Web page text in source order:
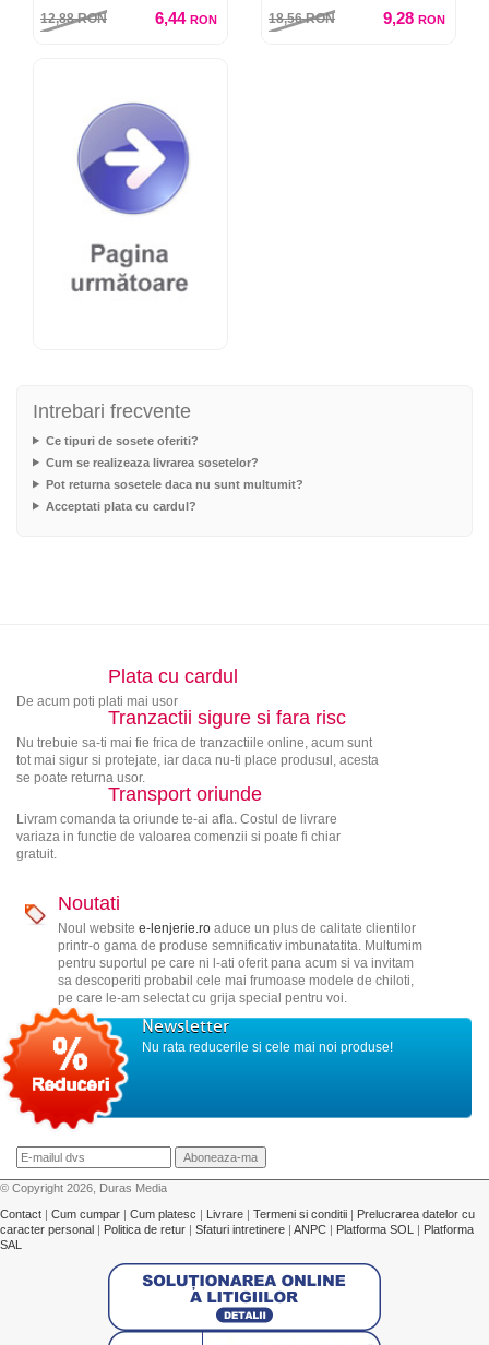
perechi
12,88RON 6,44 RON 18,56RON 9,28 RON
Intrebari frecvente
Ce tipuri de sosete oferiti?
Cum se realizeaza livrarea sosetelor?
Pot returna sosetele daca nu sunt multumit?
Acceptati plata cu cardul?
Plata cu cardul
De acum poti plati mai usor
Tranzactii sigure si fara risc
Nu trebuie sa-ti mai fie frica de tranzactiile online, acum sunt
tot mai sigur si protejate, iar daca nu-ti place produsul, acesta
se poate returna usor.
Transport oriunde
Livram comanda ta oriunde te-ai afla. Costul de livrare
variaza in functie de valoarea comenzii si poate fi chiar
gratuit.
Noutati
Noul website e-lenjerie.roaduce un plus de calitate clientilor
printr-o gama de produse semnificativ imbunatatita. Multumim
pentru suportul pe care ni l-ati oferit pana acum si va invitam
sa descoperiti probabil cele mai frumoase modele de chiloti,
pe care le-am selectat cu grija special pentru voi.
Newsletter
Nu rata reducerile si cele mai noi produse!
© Copyright 2026, Duras Media
Contact
Cum cumpar Cum platesc Livrare Termeni si conditii
Prelucrarea datelor cu
caracter personal
Politica de retur Sfaturi intretinere ANPC Platforma SOL
Platforma
SAL